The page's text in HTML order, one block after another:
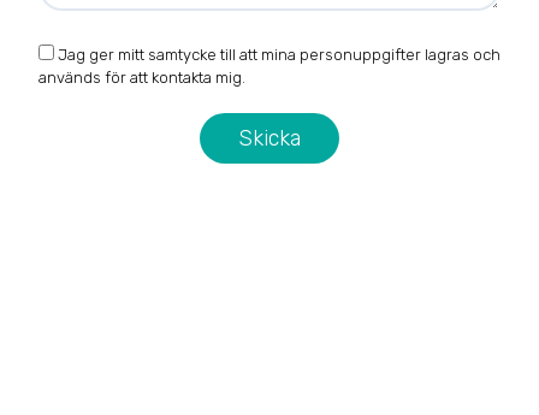
Jag ger mitt samtycke till att mina personuppgifter lagras och
används för att kontakta mig.